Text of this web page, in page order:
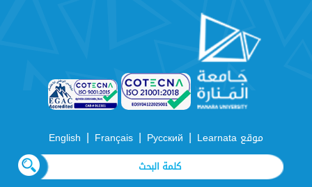
موقع Learnata |
Русский
|
Français
|
English